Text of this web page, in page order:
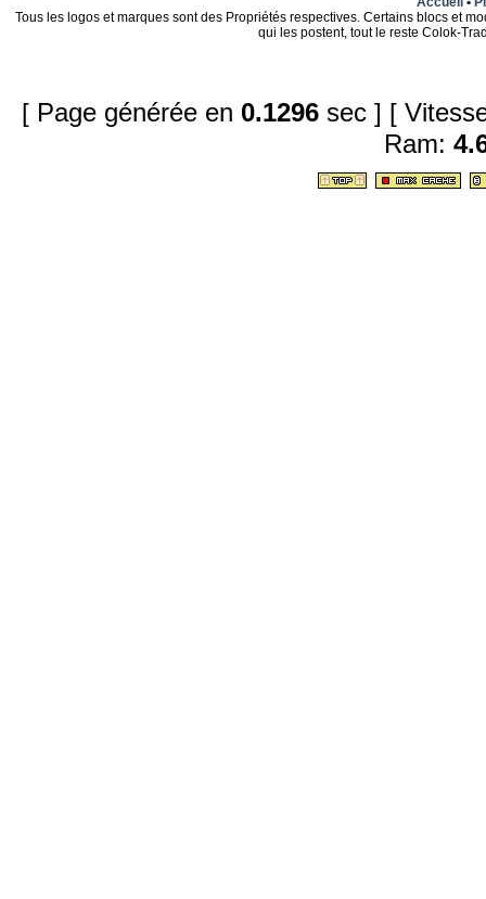
Tous les logos et marques sont des Propriétés respectives. Certains blocs et
qui les postent, tout le reste Colok-
[ Page générée en 0.1296 sec ] [
Ram: